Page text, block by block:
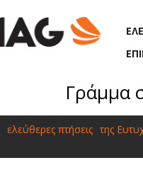
Γράμμα
ελεύθερες πτήσεις της